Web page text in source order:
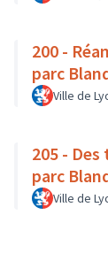
200 -
parc
Ville de
205 -
parc
Ville de